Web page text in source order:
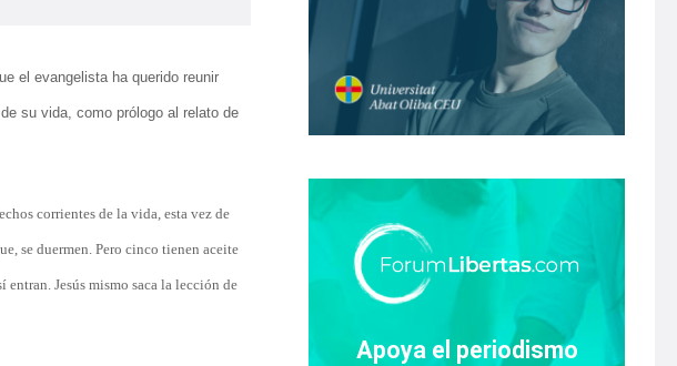
el evangelista ha querido reunir
su vida, como prólogo al relato de
corrientes de la vida, esta vez de
se duermen. Pero cinco tienen aceite
entran. Jesús mismo saca la lección de
Apoya el periodismo